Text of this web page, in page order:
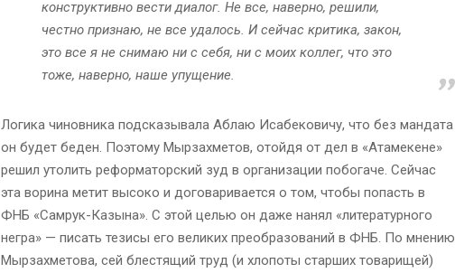
конструктивно вести диалог. Не все, наверно, решили,
честно признаю, не все удалось. И сейчас критика, закон,
это все я не снимаю ни с себя, ни с моих коллег, что это
тоже, наверно, наше упущение.
Логика чиновника подсказывала Аблаю Исабековичу, что без мандата
он будет беден. Поэтому Мырзахметов, отойдя от дел в «Атамекене»
решил утолить реформаторский зуд в организации побогаче. Сейчас
эта ворина метит высоко и договаривается о том, чтобы попасть в
ФНБ «Самрук-Казына». С этой целью он даже нанял «литературного
негра» — писать тезисы его великих преобразований в ФНБ. По мнению
Мырзахметова, сей блестящий труд (и хлопоты старших товарищей)